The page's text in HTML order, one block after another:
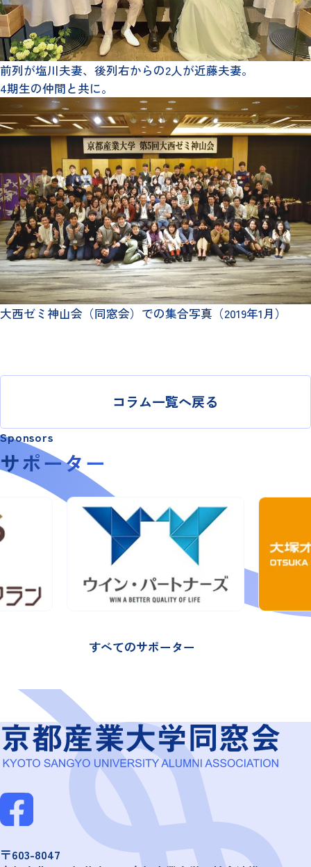
前列が塩川夫妻、後列右からの2人が近藤夫妻。
4期生の仲間と共に。
大西ゼミ神山会（同窓会）での集合写真（2019年1月）
コラム一覧へ戻る
Sponsors
サポーター
すべてのサポーター
〒603-8047